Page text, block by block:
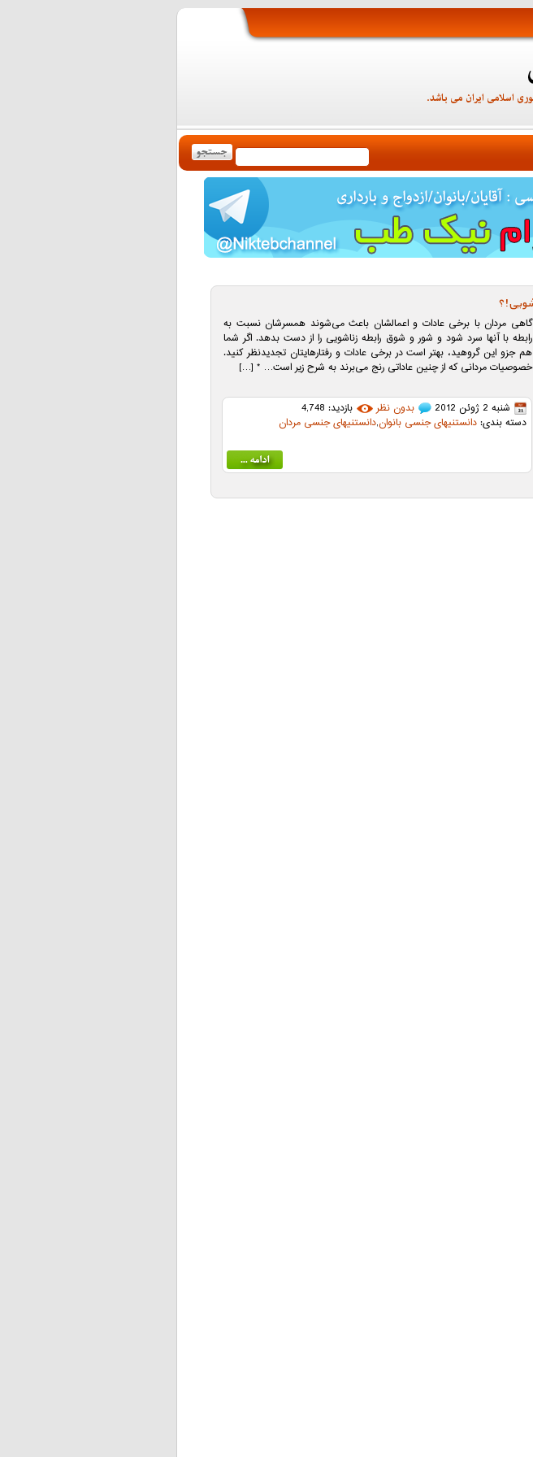
گاهی مردان با برخی عادات و اعمالشان باعث می‌شوند همسرشان نسبت به
رابطه با آنها سرد شود و شور و شوق رابطه زناشویی را از دست بدهد. اگر شما
هم جزو این گروهید، بهتر است در برخی عادات و رفتارهایتان تجدیدنظر کنید.
خصوصیات مردانی که از چنین عاداتی رنج می‌برند به شرح زیر است… * […]
شنبه 2 ژوئن 2012 بدون نظر
بازدید: 4,748
دسته بندی:دانستنیهای جنسی بانوان,دانستنیهای جنسی مردان